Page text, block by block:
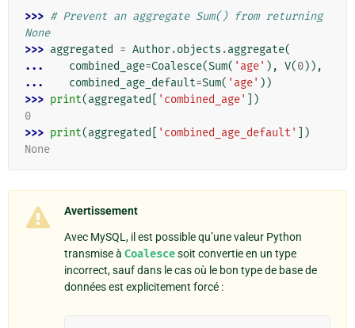
>>> # Prevent an aggregate Sum() from returning
None
>>> aggregated = Author.objects .aggregate(
...
combined_age=Coalesce(Sum( 'age' ), V(0)),
...
combined_age_default=Sum( 'age' ))
>>> print(aggregated 'combined_age'
])
0
>>> print(aggregated 'combined_age_default'
])
None
Avertissement
Avec MySQL, il est possible qu’une valeur Python
transmise à Coalescesoit convertie en un type
incorrect, sauf dans le cas où le bon type de base de
données est explicitement forcé :